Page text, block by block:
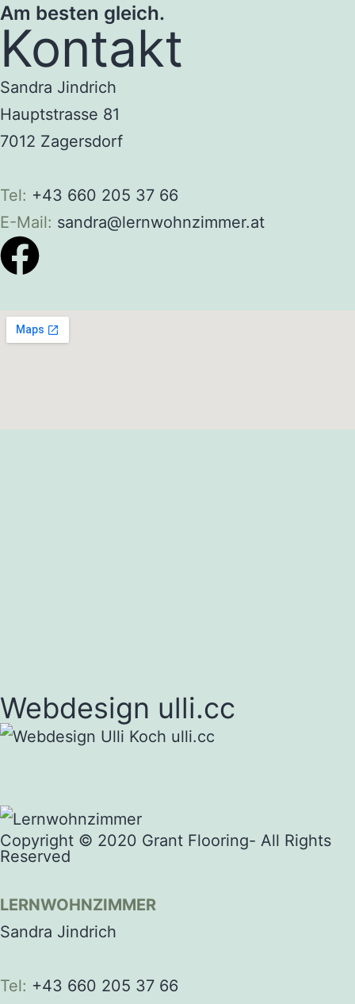
Am besten gleich.
Kontakt
Sandra Jindrich
Hauptstrasse 81
7012 Zagersdorf
Tel: +43 660 205 37 66
E-Mail: sandra@lernwohnzimmer.at
Webdesign ulli.cc
Copyright © 2020 Grant Flooring- All Rights
Reserved
LERNWOHNZIMMER
Sandra Jindrich
Tel: +43 660 205 37 66